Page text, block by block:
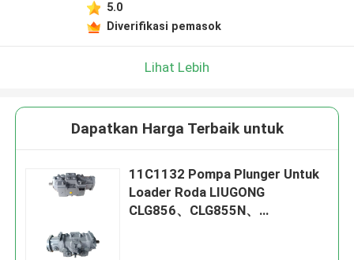
5.0
Diverifikasi pemasok
Lihat Lebih
Dapatkan Harga Terbaik untuk
11C1132 Pompa Plunger Untuk
Loader Roda LIUGONG
CLG856、CLG855N、